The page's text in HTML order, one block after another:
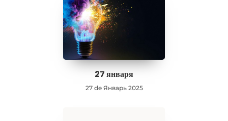
27 января
27 de Январь 2025